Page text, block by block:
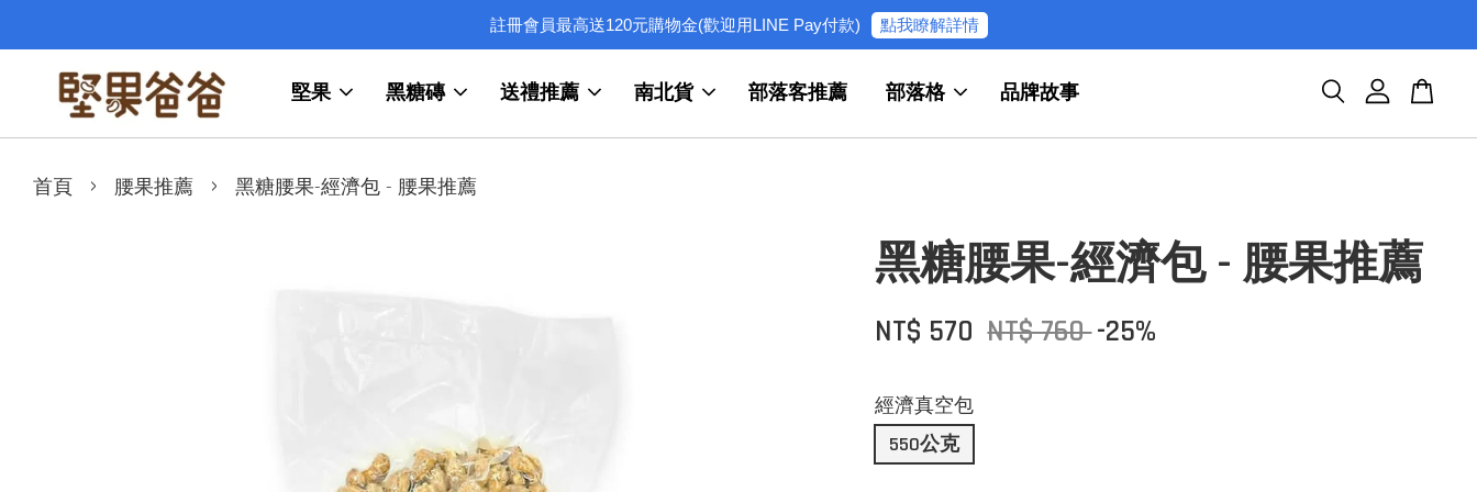
註冊會員最高送120元購物金(歡迎用LINE Pay付款) 點我瞭解詳情
堅果 黑糖磚 送禮推薦 南北貨 部落客推薦 部落格 品牌故事
首頁 › 腰果推薦 › 黑糖腰果-經濟包 - 腰果推薦
黑糖腰果-經濟包 - 腰果推薦
NT$ 570 NT$ 760-25%
經濟真空包
550公克